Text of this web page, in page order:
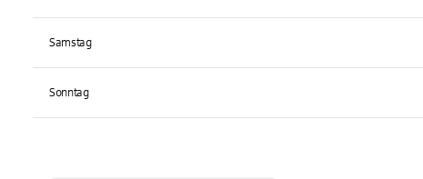
Samstag
Sonntag